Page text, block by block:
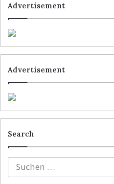
Schlagwörter 4POS Migrasys
Pan Oston Holding
Advertisement
Advertisement
Search